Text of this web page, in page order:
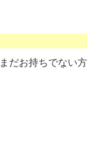
だお持ちでない方